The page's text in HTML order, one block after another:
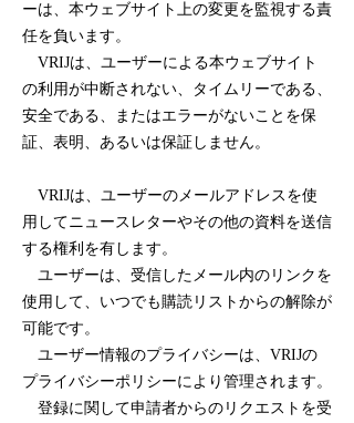
ーは、本ウェブサイト上の変更を監視する責
任を負います。
VRIJは、ユーザーによる本ウェブサイト
の利用が中断されない、タイムリーである、
安全である、またはエラーがないことを保
証、表明、あるいは保証しません。
VRIJは、ユーザーのメールアドレスを使
用してニュースレターやその他の資料を送信
する権利を有します。
ユーザーは、受信したメール内のリンクを
使用して、いつでも購読リストからの解除が
可能です。
ユーザー情報のプライバシーは、VRIJの
プライバシーポリシーにより管理されます。
登録に関して申請者からのリクエストを受